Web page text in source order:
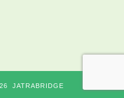
JATRABRIDGE